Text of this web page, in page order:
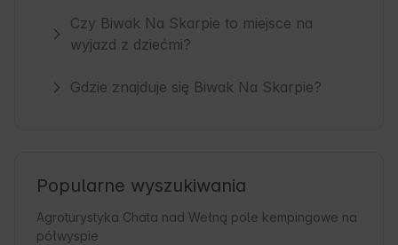
Czy Biwak Na Skarpie to miejsce na
wyjazd z dziećmi?
Gdzie znajduje się Biwak Na Skarpie?
Popularne wyszukiwania
Agroturystyka Chata nad Wełną pole kempingowe na
półwyspie